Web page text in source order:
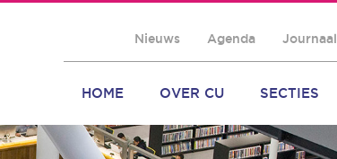
Nieuws Agenda Journaal
HOME OVER CU SECTIES